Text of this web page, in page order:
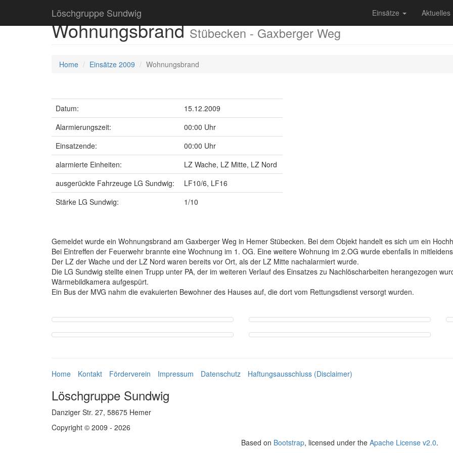
Löschgruppe Sundwig Einsätze Aktuelles
WohnungsbrandStübecken - Gaxberger Weg
Home Einsätze 2009 Wohnungsbrand
Datum:
15.12.2009
Alarmierungszeit:
00:00 Uhr
Einsatzende:
00:00 Uhr
alarmierte Einheiten:
LZ Wache, LZ Mitte, LZ Nord
ausgerückte Fahrzeuge LG Sundwig:
LF10/6, LF16
Stärke LG Sundwig:
1/10
Gemeldet wurde ein Wohnungsbrand am Gaxberger Weg in Hemer Stübecken. Bei dem Objekt handelt es sich um ein
Bei Eintreffen der Feuerwehr brannte eine Wochnung im 1. OG. Eine weitere Wohnung im 2.OG wurde ebenfalls in
Der LZ der Wache und der LZ Nord waren bereits vor Ort, als der LZ Mitte nachalarmiert wurde.
Die LG Sundwig stellte einen Trupp unter PA, der im weiteren Verlauf des Einsatzes zu Nachlöscharbeiten herangezogen
Wärmebildkamera aufgespürt.
Ein Bus der MVG nahm die evakuierten Bewohner des Hauses auf, die dort vom Rettungsdienst versorgt wurden.
Home Kontakt Förderverein Impressum Datenschutz Haftungsausschluss (Disclaimer)
Löschgruppe Sundwig
Danziger Str. 27, 58675 Hemer
Copyright © 2009 - 2026
Based on Bootstrap, licensed under the Apache License v2.0.